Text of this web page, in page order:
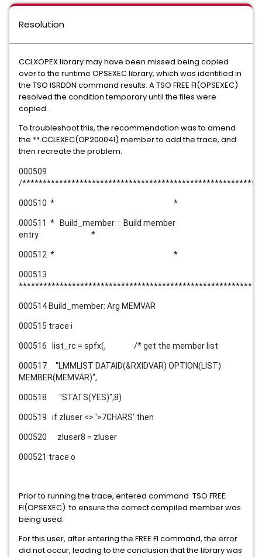
Resolution
CCLXOPEX library may have been missed being copied
over to the runtime OPSEXEC library, which was identified in
the TSO ISRDDN command results. A TSO FREE FI(OPSEXEC)
resolved the condition temporary until the files were
copied.
To troubleshoot this, the recommendation was to amend
the **.CCLEXEC(OP20004I) member to add the trace, and
then recreate the problem:
000509
/
000510 * *
000511 * Build_member : Build member
entry *
000512 * *
000513
000514 Build_member: Arg MEMVAR
000515 trace i
000516 list_rc = spfx(, /* get the member list
000517 "LMMLIST DATAID(&RXIDVAR) OPTION(LIST)
MEMBER(MEMVAR)",
000518 "STATS(YES)",8)
000519 if zluser <> '>7CHARS' then
000520 zluser8 = zluser
000521 trace o
Prior to running the trace, entered command TSO FREE
FI(OPSEXEC) to ensure the correct compiled member was
being used.
For this user, after entering the FREE FI command, the error
did not occur, leading to the conclusion that the library was